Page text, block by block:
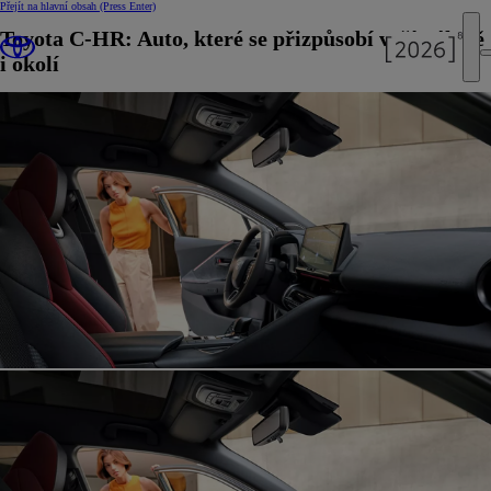
Přejít na hlavní obsah (Press Enter)
Toyota C-HR: Auto, které se přizpůsobí vaší náladě
i okolí